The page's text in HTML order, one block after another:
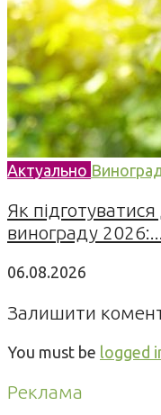
Актуально
Як
винограду 2026:...
06.08.2026
Залишити
You must be logged
Реклама